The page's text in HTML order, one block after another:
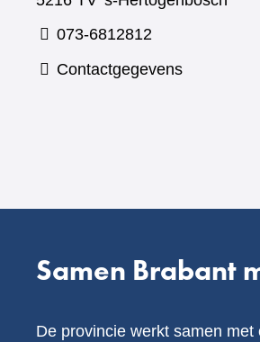
073-6812812
Contactgegevens
Samen Brabant
De provincie werkt samen